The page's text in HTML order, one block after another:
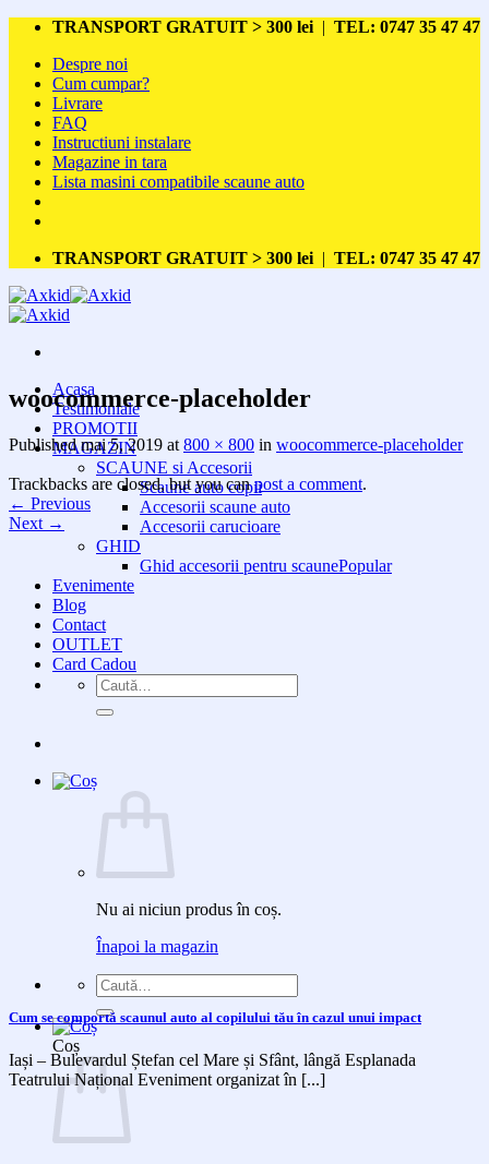
Skip
content
TRANSPORT GRATUIT > 300 lei | TEL: 0747 35 47 47
Despre noi
Cum cumpar?
Livrare
FAQ
Instructiuni instalare
Magazine in tara
Lista masini compatibile scaune auto
TRANSPORT GRATUIT > 300 lei | TEL: 0747 35 47 47
Acasa
Testimoniale
PROMOTII
MAGAZIN
SCAUNE si Accesorii
Scaune auto copii
Accesorii scaune auto
Accesorii carucioare
GHID
Ghid accesorii pentru scaune
Evenimente
Blog
Contact
OUTLET
Card Cadou
Caută
după:
Nu ai niciun produs în coș.
Înapoi la magazin
Caută
după:
Coș
woocommerce-placeholder
Publishedmai 5, 2019 at 800 × 800 in woocommerce-placeholder
Trackbacks are closed, but you canpost a comment.
← Previous
Next →
Cum se comportă scaunul auto al copilului tău în cazul unui impact
Iași – Bulevardul Ștefan cel Mare și Sfânt, lângă Esplanada
Teatrului Național Eveniment organizat în [...]